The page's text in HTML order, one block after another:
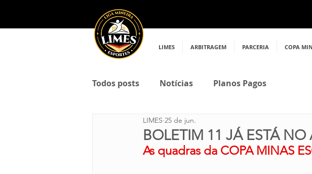
LIMES ARBITRAGEM PARCERIA COPA
Todos posts Notícias Planos Pagos
BOLETIM 11 JÁ ESTÁ NO
LIMES 25 de jun.
As quadras da COPA MINAS